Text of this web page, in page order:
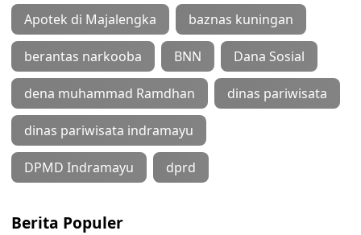
Apotek di Majalengka baznas kuningan
berantas narkooba BNN Dana Sosial
dena muhammad Ramdhan dinas pariwisata
dinas pariwisata indramayu
DPMD Indramayu dprd
Berita Populer